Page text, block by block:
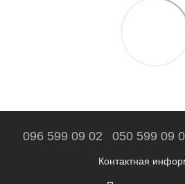
096 599 09 02 050 599 09
Контактная